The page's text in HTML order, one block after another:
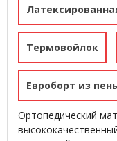
Термовойлок
Евроборт из
Ортопедический